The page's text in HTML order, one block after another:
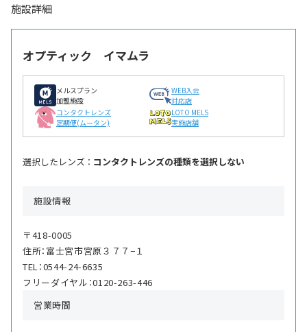
施設詳細
オプティック イマムラ
メルスプラン
加盟施設
WEB入会
対応店
コンタクトレンズ
定期便(ムータン)
LOTO MELS
実施店舗
選択したレンズ ： コンタクトレンズの種類を選択しない
施設情報
〒418-0005
住所：富士宮市宮原３７７−１
TEL：0544-24-6635
フリーダイヤル：0120-263-446
営業時間